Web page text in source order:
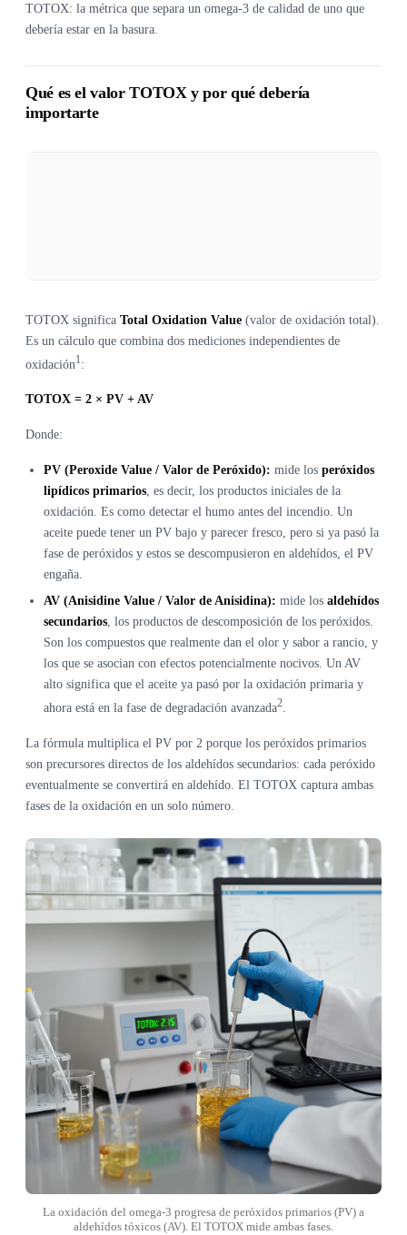
TOTOX: la métrica que separa un omega-3 de calidad de uno que
debería estar en la basura.
Qué es el valor TOTOX y por qué debería
importarte
TOTOX significa Total Oxidation Value (valor de oxidación total).
Es un cálculo que combina dos mediciones independientes de
oxidación1:
TOTOX = 2 × PV + AV
Donde:
PV (Peroxide Value / Valor de Peróxido): mide los peróxidos
lipídicos primarios, es decir, los productos iniciales de la
oxidación. Es como detectar el humo antes del incendio. Un
aceite puede tener un PV bajo y parecer fresco, pero si ya pasó la
fase de peróxidos y estos se descompusieron en aldehídos, el PV
engaña.
AV (Anisidine Value / Valor de Anisidina): mide los aldehídos
secundarios, los productos de descomposición de los peróxidos.
Son los compuestos que realmente dan el olor y sabor a rancio, y
los que se asocian con efectos potencialmente nocivos. Un AV
alto significa que el aceite ya pasó por la oxidación primaria y
ahora está en la fase de degradación avanzada2.
La fórmula multiplica el PV por 2 porque los peróxidos primarios
son precursores directos de los aldehídos secundarios: cada peróxido
eventualmente se convertirá en aldehído. El TOTOX captura ambas
fases de la oxidación en un solo número.
La oxidación del omega-3 progresa de peróxidos primarios (PV) a
aldehídos tóxicos (AV). El TOTOX mide ambas fases.